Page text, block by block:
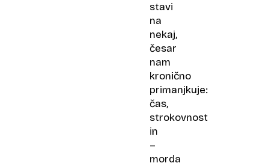
stavi
na
nekaj,
česar
nam
kronično
primanjkuje:
čas,
strokovnost
in
–
morda